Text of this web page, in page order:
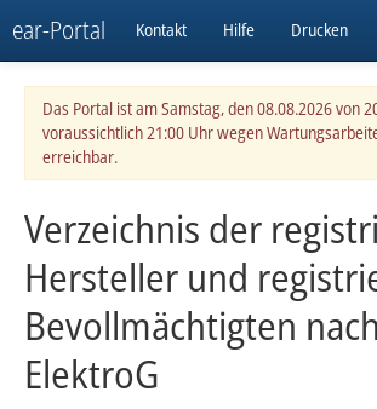
ear-Portal Kontakt Hilfe Drucken
Das Portal ist am Samstag, den 08.08.2026 von
voraussichtlich 21:00 Uhr wegen
erreichbar.
Verzeichnis der
Hersteller und
Bevollmächtigten
ElektroG